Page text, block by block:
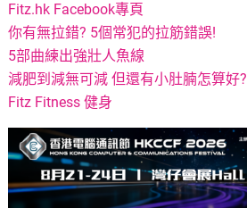
Fitz.hk Facebook專頁
你有無拉錯? 5個常犯的拉筋錯誤!
5部曲練出強壯人魚線
減肥到減無可減 但還有小肚腩怎算好?
Fitz Fitness 健身